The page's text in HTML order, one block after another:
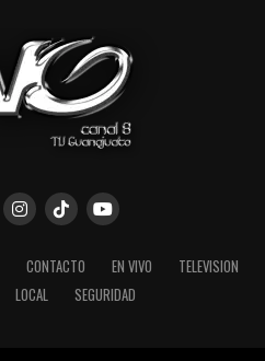
CONTACTO EN VIVO
TELEVISION
LOCAL SEGURIDAD